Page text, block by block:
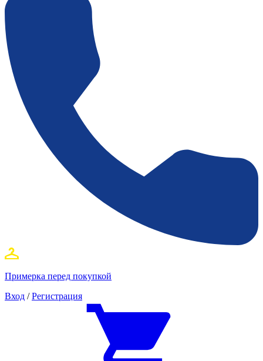
Примерка перед покупкой
Вход / Регистрация